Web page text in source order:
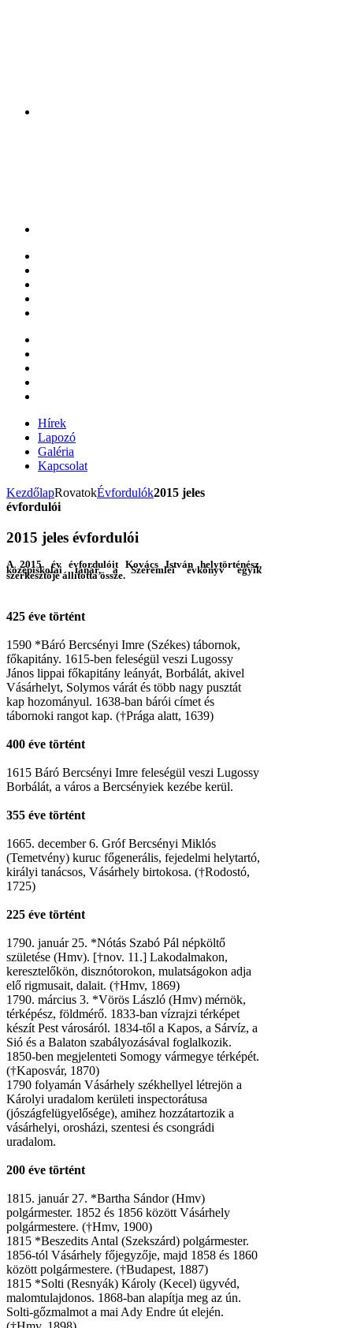
Hírek
Lapozó
Galéria
Kapcsolat
KezdőlapRovatokÉvfordulók2015 jeles
évfordulói
2015 jeles évfordulói
A 2015. év évfordulóit Kovács István helytörténész,
középiskolai tanár, a Szeremlei évkönyv egyik
szerkesztője állította össze.
425 éve történt
1590 *Báró Bercsényi Imre (Székes) tábornok,
főkapitány. 1615-ben feleségül veszi Lugossy
János lippai főkapitány leányát, Borbálát, akivel
Vásárhelyt, Solymos várát és több nagy pusztát
kap hozományul. 1638-ban bárói címet és
tábornoki rangot kap. (†Prága alatt, 1639)
400 éve történt
1615 Báró Bercsényi Imre feleségül veszi Lugossy
Borbálát, a város a Bercsényiek kezébe kerül.
355 éve történt
1665. december 6. Gróf Bercsényi Miklós
(Temetvény) kuruc főgenerális, fejedelmi helytartó,
királyi tanácsos, Vásárhely birtokosa. (†Rodostó,
1725)
225 éve történt
1790. január 25. *Nótás Szabó Pál népköltő
születése (Hmv). [†nov. 11.] Lakodalmakon,
keresztelőkön, disznótorokon, mulatságokon adja
elő rigmusait, dalait. (†Hmv, 1869)
1790. március 3. *Vörös László (Hmv) mérnök,
térképész, földmérő. 1833-ban vízrajzi térképet
készít Pest városáról. 1834-től a Kapos, a Sárvíz, a
Sió és a Balaton szabályozásával foglalkozik.
1850-ben megjelenteti Somogy vármegye térképét.
(†Kaposvár, 1870)
1790 folyamán Vásárhely székhellyel létrejön a
Károlyi uradalom kerületi inspectorátusa
(jószágfelügyelősége), amihez hozzátartozik a
vásárhelyi, orosházi, szentesi és csongrádi
uradalom.
200 éve történt
1815. január 27. *Bartha Sándor (Hmv)
polgármester. 1852 és 1856 között Vásárhely
polgármestere. (†Hmv, 1900)
1815 *Beszedits Antal (Szekszárd) polgármester.
1856-tól Vásárhely főjegyzője, majd 1858 és 1860
között polgármestere. (†Budapest, 1887)
1815 *Solti (Resnyák) Károly (Kecel) ügyvéd,
malomtulajdonos. 1868-ban alapítja meg az ún.
Solti-gőzmalmot a mai Ady Endre út elején.